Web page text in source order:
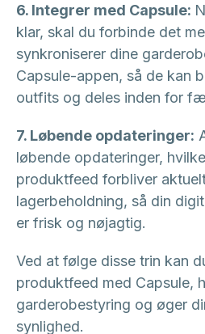
6. Integrer med Capsule:
klar, skal du forbinde det
synkroniserer dine
Capsule-appen, så de kan
outfits og deles inden for
7. Løbende opdateringer:
løbende opdateringer,
produktfeed forbliver
lagerbeholdning, så din
er frisk og nøjagtig.
Ved at følge disse trin kan
produktfeed med Capsule,
garderobestyring og øger
synlighed.